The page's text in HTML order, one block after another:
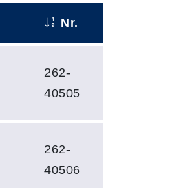
Nr.
262-
40505
262-
40506